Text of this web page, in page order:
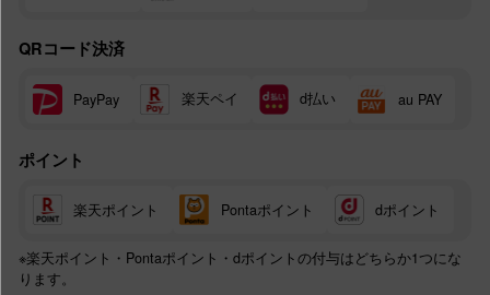
QRコード決済
PayPay 楽天ペイ d払い au PAY
ポイント
楽天ポイント Pontaポイント dポイント
※楽天ポイント・Pontaポイント・dポイントの付与はどちらか1つにな
ります。